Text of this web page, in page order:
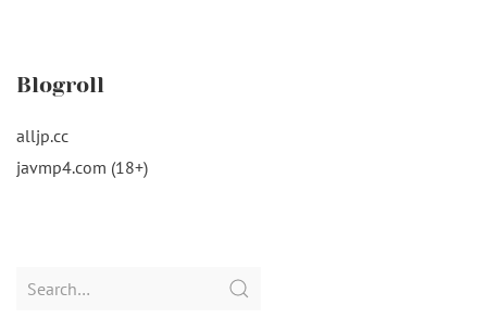
Blogroll
alljp.cc
javmp4.com (18+)
Search